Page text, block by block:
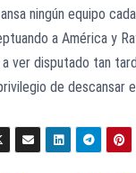
ningún equipo
a América y
ver disputado tan
de descansar